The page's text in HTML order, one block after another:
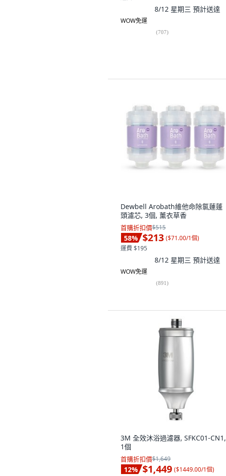
8/12 星期三 預計送達
WOW免運
(707)
Dewbell Arobath維他命除氯蓮蓬
頭濾芯, 3個, 薰衣草香
首購折扣價$515
58% $213 ($71.00/1個)
運費 $195
8/12 星期三 預計送達
WOW免運
(891)
3M 全效沐浴過濾器, SFKC01-CN1,
1個
首購折扣價$1,649
12% $1,449 ($1449.00/1個)